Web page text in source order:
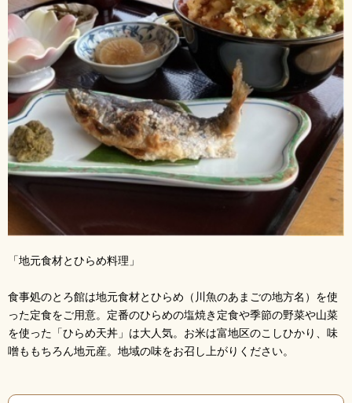
「地元食材とひらめ料理」
食事処のとろ館は地元食材とひらめ（川魚のあまごの地方名）を使
った定食をご用意。定番のひらめの塩焼き定食や季節の野菜や山菜
を使った「ひらめ天丼」は大人気。お米は富地区のこしひかり、味
噌ももちろん地元産。地域の味をお召し上がりください。